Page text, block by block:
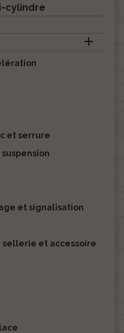
cylindre

et serrure
et signalisation
sellerie et accessoire